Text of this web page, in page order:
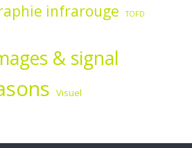
infrarouge TOFD
& signal
Visuel